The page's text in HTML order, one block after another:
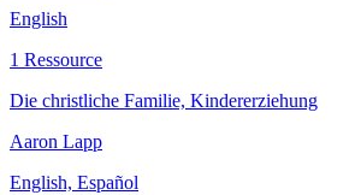
English
1 Ressource
Die christliche Familie, Kindererziehung
Aaron Lapp
English, Español